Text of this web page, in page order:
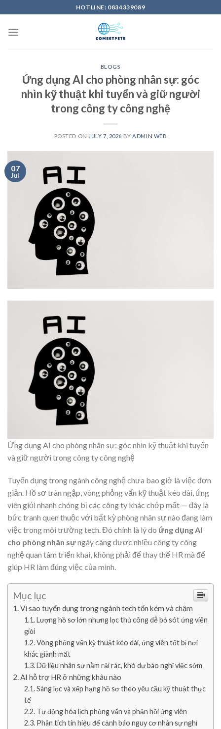
content
HOTLINE: 0834339089
BLOGS
Ứng dụng AI cho phòng nhân sự: góc
nhìn kỹ thuật khi tuyển và giữ người
trong công ty công nghệ
POSTED ON JULY 7, 2026 BY ADMIN WEB
07
Jul
Ứng dụng AI cho phòng nhân sự: góc nhìn kỹ thuật khi tuyển
và giữ người trong công ty công nghệ
Tuyển dụng trong ngành công nghệ chưa bao giờ là việc đơn
giản. Hồ sơ tràn ngập, vòng phỏng vấn kỹ thuật kéo dài, ứng
viên giỏi nhanh chóng bị các công ty khác chớp mất — đây là
bức tranh quen thuộc với bất kỳ phòng nhân sự nào đang làm
việc trong môi trường tech. Đó chính là lý do ứng dụng AI
cho phòng nhân sựngày càng được nhiều công ty công
nghệ quan tâm triển khai, không phải để thay thế HR mà để
giúp HR làm đúng việc của mình.
Mục lục
Vì sao tuyển dụng trong ngành tech tốn kém và chậm
Lượng hồ sơ lớn nhưng lọc thủ công dễ bỏ sót ứng viên
giỏi
Vòng phỏng vấn kỹ thuật kéo dài, ứng viên tốt bị nơi
khác giành mất
Dữ liệu nhân sự nằm rải rác, khó dự báo nghỉ việc sớm
AI hỗ trợ HR ở những khâu nào
Sàng lọc và xếp hạng hồ sơ theo yêu cầu kỹ thuật thực
tế
Tự động hóa lịch phỏng vấn và phản hồi ứng viên
Phân tích tín hiệu để cảnh báo nguy cơ nhân sự nghỉ